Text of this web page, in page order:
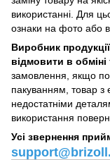
використанні. Для
ознаки на фото або
Виробник
відмовити в
замовлення, якщо
пакуванням, товар
недостатніми
використання
Усі звернення